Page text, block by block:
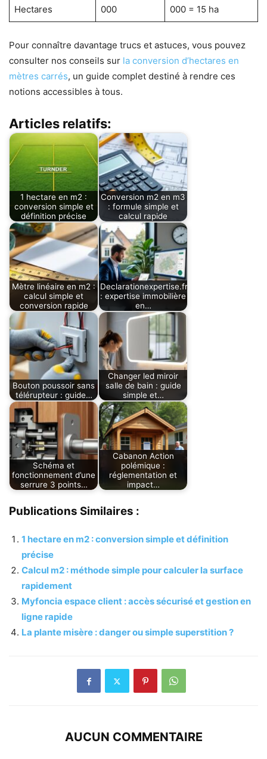
Hectares
000
000 = 15 ha
Pour connaître davantage trucs et astuces, vous pouvez
consulter nos conseils sur la conversion d’hectares en
mètres carrés, un guide complet destiné à rendre ces
notions accessibles à tous.
Articles relatifs:
1 hectare en m2 :
conversion simple et
définition précise
Conversion m2 en m3
: formule simple et
calcul rapide
Mètre linéaire en m2 :
calcul simple et
conversion rapide
Declarationexpertise.fr
: expertise immobilière
en…
Bouton poussoir sans
télérupteur : guide…
Changer led miroir
salle de bain : guide
simple et…
Schéma et
fonctionnement d’une
serrure 3 points…
Cabanon Action
polémique :
réglementation et
impact…
Publications Similaires :
1 hectare en m2 : conversion simple et définition
précise
Calcul m2 : méthode simple pour calculer la surface
rapidement
Myfoncia espace client : accès sécurisé et gestion en
ligne rapide
La plante misère : danger ou simple superstition ?
AUCUN COMMENTAIRE